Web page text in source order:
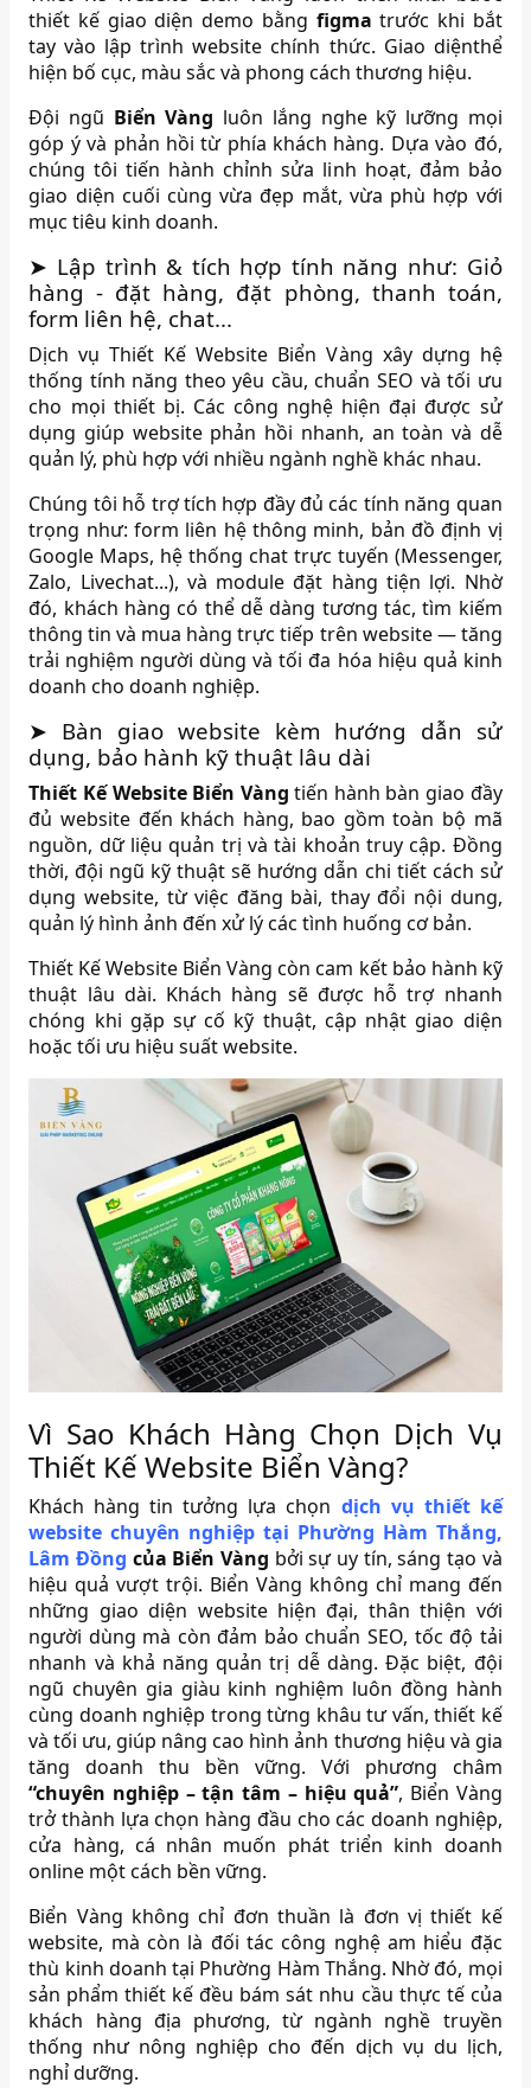
thiết kế giao diện demo bằng figma trước khi bắt
tay vào lập trình website chính thức. Giao diệnthể
hiện bố cục, màu sắc và phong cách thương hiệu.
Đội ngũ Biển Vàng luôn lắng nghe kỹ lưỡng mọi
góp ý và phản hồi từ phía khách hàng. Dựa vào đó,
chúng tôi tiến hành chỉnh sửa linh hoạt, đảm bảo
giao diện cuối cùng vừa đẹp mắt, vừa phù hợp với
mục tiêu kinh doanh.
➤ Lập trình & tích hợp tính năng như: Giỏ
hàng - đặt hàng, đặt phòng, thanh toán,
form liên hệ, chat...
Dịch vụ Thiết Kế Website Biển Vàng xây dựng hệ
thống tính năng theo yêu cầu, chuẩn SEO và tối ưu
cho mọi thiết bị. Các công nghệ hiện đại được sử
dụng giúp website phản hồi nhanh, an toàn và dễ
quản lý, phù hợp với nhiều ngành nghề khác nhau.
Chúng tôi hỗ trợ tích hợp đầy đủ các tính năng quan
trọng như: form liên hệ thông minh, bản đồ định vị
Google Maps, hệ thống chat trực tuyến (Messenger,
Zalo, Livechat...), và module đặt hàng tiện lợi. Nhờ
đó, khách hàng có thể dễ dàng tương tác, tìm kiếm
thông tin và mua hàng trực tiếp trên website — tăng
trải nghiệm người dùng và tối đa hóa hiệu quả kinh
doanh cho doanh nghiệp.
➤ Bàn giao website kèm hướng dẫn sử
dụng, bảo hành kỹ thuật lâu dài
Thiết Kế Website Biển Vàng tiến hành bàn giao đầy
đủ website đến khách hàng, bao gồm toàn bộ mã
nguồn, dữ liệu quản trị và tài khoản truy cập. Đồng
thời, đội ngũ kỹ thuật sẽ hướng dẫn chi tiết cách sử
dụng website, từ việc đăng bài, thay đổi nội dung,
quản lý hình ảnh đến xử lý các tình huống cơ bản.
Thiết Kế Website Biển Vàng còn cam kết bảo hành kỹ
thuật lâu dài. Khách hàng sẽ được hỗ trợ nhanh
chóng khi gặp sự cố kỹ thuật, cập nhật giao diện
hoặc tối ưu hiệu suất website.
Vì Sao Khách Hàng Chọn Dịch Vụ
Thiết Kế Website Biển Vàng?
Khách hàng tin tưởng lựa chọn dịch vụ thiết kế
website chuyên nghiệp tại Phường Hàm Thắng,
Lâm Đồng của Biển Vàng bởi sự uy tín, sáng tạo và
hiệu quả vượt trội. Biển Vàng không chỉ mang đến
những giao diện website hiện đại, thân thiện với
người dùng mà còn đảm bảo chuẩn SEO, tốc độ tải
nhanh và khả năng quản trị dễ dàng. Đặc biệt, đội
ngũ chuyên gia giàu kinh nghiệm luôn đồng hành
cùng doanh nghiệp trong từng khâu tư vấn, thiết kế
và tối ưu, giúp nâng cao hình ảnh thương hiệu và gia
tăng doanh thu bền vững. Với phương châm
“chuyên nghiệp – tận tâm – hiệu quả”, Biển Vàng
trở thành lựa chọn hàng đầu cho các doanh nghiệp,
cửa hàng, cá nhân muốn phát triển kinh doanh
online một cách bền vững.
Biển Vàng không chỉ đơn thuần là đơn vị thiết kế
website, mà còn là đối tác công nghệ am hiểu đặc
thù kinh doanh tại Phường Hàm Thắng. Nhờ đó, mọi
sản phẩm thiết kế đều bám sát nhu cầu thực tế của
khách hàng địa phương, từ ngành nghề truyền
thống như nông nghiệp cho đến dịch vụ du lịch,
nghỉ dưỡng.